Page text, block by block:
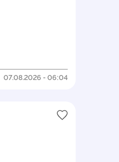
07.08.2026 - 06:04